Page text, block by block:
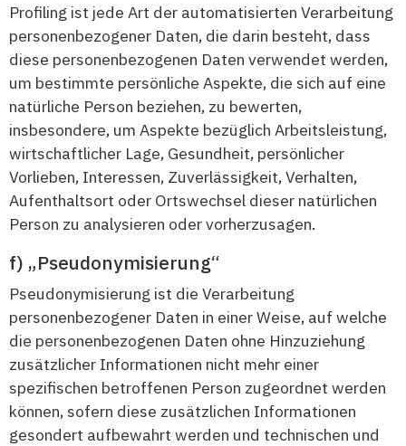
Profiling ist jede Art der automatisierten Verarbeitung
personenbezogener Daten, die darin besteht, dass
diese personenbezogenen Daten verwendet werden,
um bestimmte persönliche Aspekte, die sich auf eine
natürliche Person beziehen, zu bewerten,
insbesondere, um Aspekte bezüglich Arbeitsleistung,
wirtschaftlicher Lage, Gesundheit, persönlicher
Vorlieben, Interessen, Zuverlässigkeit, Verhalten,
Aufenthaltsort oder Ortswechsel dieser natürlichen
Person zu analysieren oder vorherzusagen.
„Pseudonymisierung“
Pseudonymisierung ist die Verarbeitung
personenbezogener Daten in einer Weise, auf welche
die personenbezogenen Daten ohne Hinzuziehung
zusätzlicher Informationen nicht mehr einer
spezifischen betroffenen Person zugeordnet werden
können, sofern diese zusätzlichen Informationen
gesondert aufbewahrt werden und technischen und